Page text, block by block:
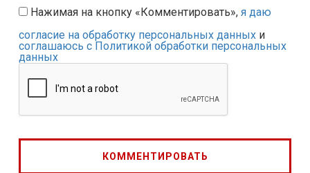
Нажимая на кнопку «Комментировать», я даю
согласие на обработку персональных данных и
соглашаюсь с Политикой обработки персональных
данных